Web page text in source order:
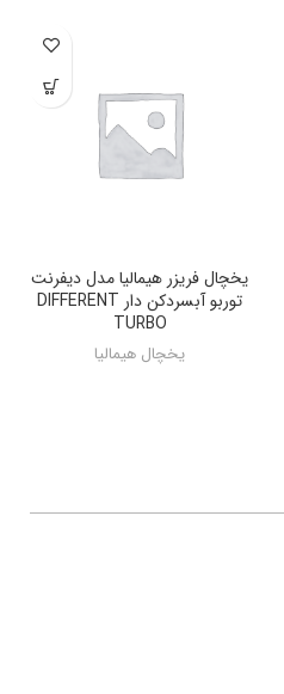
یخچال فریزر هیمالیا مدل دیفرنت
توربو آبسردکن دار DIFFERENT
TURBO
یخچال هیمالیا